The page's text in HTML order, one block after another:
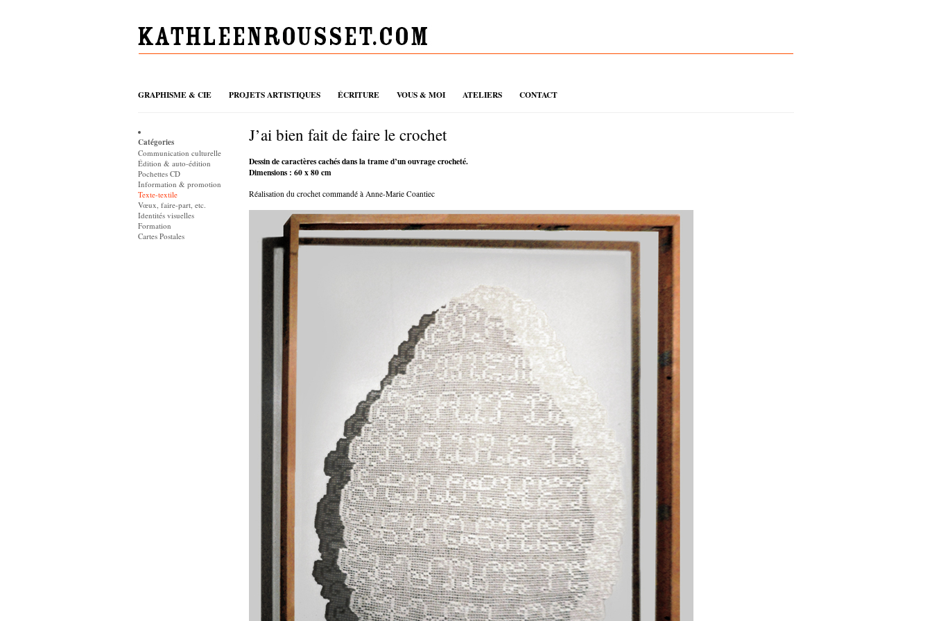
GRAPHISME & CIE PROJETS ARTISTIQUES ÉCRITURE VOUS & MOI ATELIERS CONTACT
Catégories
Communication culturelle
Édition & auto-édition
Pochettes CD
Information & promotion
Texte-textile
Vœux, faire-part, etc.
Identités visuelles
Formation
Cartes Postales
J’ai bien fait de faire le crochet
Dessin de caractères cachés dans la trame d’un ouvrage crocheté.
Dimensions : 60 x 80 cm
Réalisation du crochet commandé à Anne-Marie Coantiec